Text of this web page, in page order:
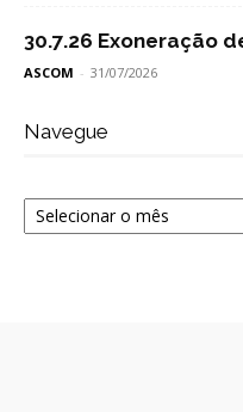
30.7.26 Exoneração
ASCOM - 31/07/2026
Navegue
Navegue